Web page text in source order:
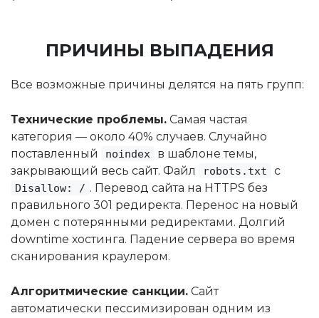
ПРИЧИНЫ ВЫПАДЕНИЯ
Все возможные причины делятся на пять групп:
Технические проблемы. Самая частая
категория — около 40% случаев. Случайно
поставленный
noindex
в шаблоне темы,
закрывающий весь сайт. Файл
robots.txt с
Disallow: / . Перевод сайта на HTTPS без
правильного 301 редиректа. Перенос на новый
домен с потерянными редиректами. Долгий
downtime хостинга. Падение сервера во время
сканирования краулером.
Алгоритмические санкции. Сайт
автоматически пессимизирован одним из